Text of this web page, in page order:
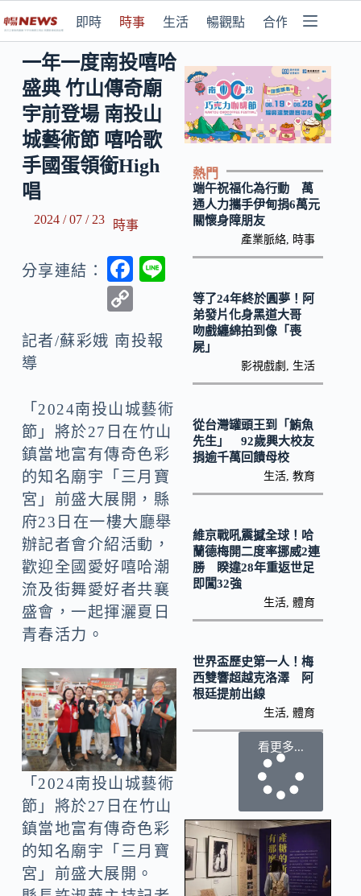
即時 時事 生活 暢觀點 合作媒體
一年一度南投嘻哈
盛典 竹山傳奇廟
宇前登場 南投山
城藝術節 嘻哈歌
手國蛋領銜High
唱
2024 / 07 / 23 時事
分享連結：
F
b
o
k
p
Li
n
k
記者/蘇彩娥 南投報
導
「2024南投山城藝術
節」將於27日在竹山
鎮當地富有傳奇色彩
的知名廟宇「三月寶
宮」前盛大展開，縣
府23日在一樓大廳舉
辦記者會介紹活動，
歡迎全國愛好嘻哈潮
流及街舞愛好者共襄
盛會，一起揮灑夏日
青春活力。
「2024南投山城藝術
節」將於27日在竹山
鎮當地富有傳奇色彩
的知名廟宇「三月寶
宮」前盛大展開。
熱門
端午祝福化為行動 萬
通人力攜手伊甸捐6萬元
關懷身障朋友
產業脈絡 時事
等了24年終於圓夢！阿
弟發片化身黑道大哥
吻戲纏綿拍到像「喪
屍」
影視戲劇 生活
從台灣罐頭王到「鮪魚
先生」 92歲興大校友
捐逾千萬回饋母校
生活 ,教育
維京戰吼震撼全球！哈
蘭德梅開二度率挪威2連
勝 睽違28年重返世足
即闖32強
生活 ,體育
世界盃歷史第一人！梅
西雙響超越克洛澤 阿
根廷提前出線
生活 ,體育
看更多...